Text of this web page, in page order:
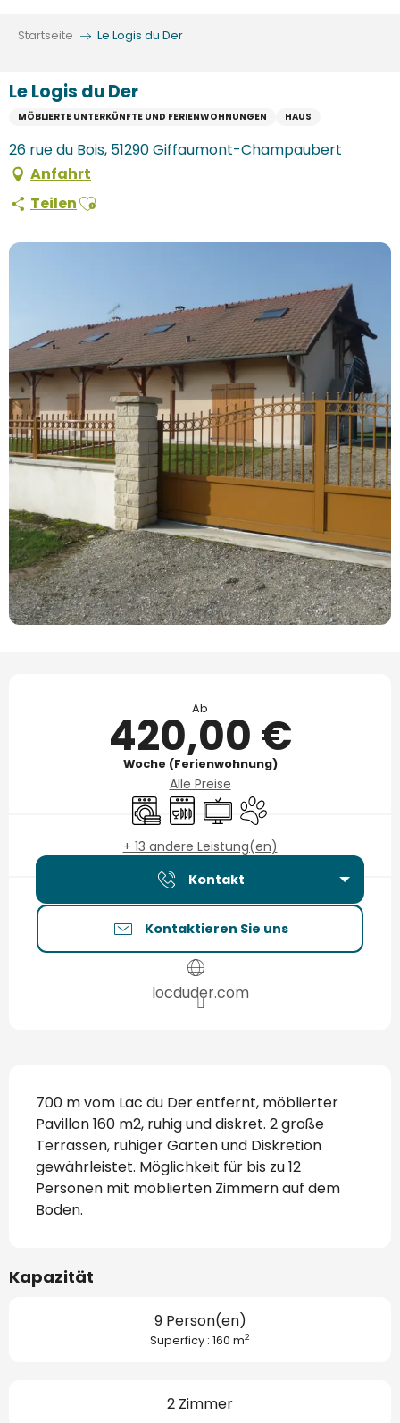
Startseite Le Logis du Der
Le Logis du Der
MÖBLIERTE UNTERKÜNFTE UND FERIENWOHNUNGEN HAUS
26 rue du Bois, 51290 Giffaumont-Champaubert
Anfahrt
TeilenAjouter aux favoris
Ab
420,00 €
Woche (Ferienwohnung)
Alle Preise
Waschmaschine
Geschirrspülmaschine
FernsehenTiere erlaubt
+ 13 andere Leistung(en)
Kontakt
Kontaktieren Sie uns
locduder.com
700 m vom Lac du Der entfernt, möblierter
Pavillon 160 m2, ruhig und diskret. 2 große
Terrassen, ruhiger Garten und Diskretion
gewährleistet. Möglichkeit für bis zu 12
Personen mit möblierten Zimmern auf dem
Boden.
Kapazität
9 Person(en)
Superficy : 160 m2
2 Zimmer